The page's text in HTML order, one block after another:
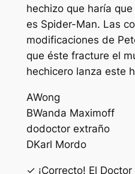
hechizo que haría
es Spider-Man. Las
modificaciones de
que éste fracture el
hechicero lanza este
AWong
BWanda Maximoff
dodoctor extraño
DKarl Mordo
✓ ¡Correcto! El